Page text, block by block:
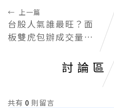
← 上一篇
台股人氣誰最旺？面
板雙虎包辦成交量前
討論區
共有 0 則留言